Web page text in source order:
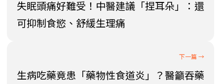
失眠頭痛好難受！中醫建議「捏耳朵」：還
可抑制食慾、舒緩生理痛
生病吃藥竟患「藥物性食道炎」？醫籲吞藥